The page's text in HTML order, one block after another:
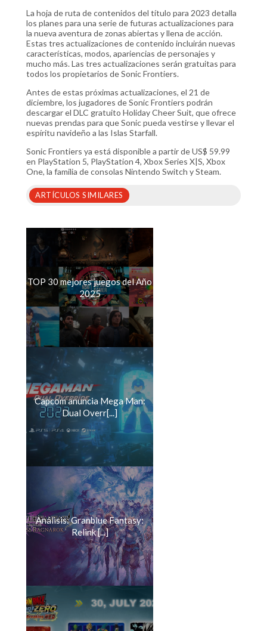
La hoja de ruta de contenidos del título para 2023 detalla
los planes para una serie de futuras actualizaciones para
la nueva aventura de zonas abiertas y llena de acción.
Estas tres actualizaciones de contenido incluirán nuevas
características, modos, apariencias de personajes y
mucho más. Las tres actualizaciones serán gratuitas para
todos los propietarios de Sonic Frontiers.
Antes de estas próximas actualizaciones, el 21 de
diciembre, los jugadores de Sonic Frontiers podrán
descargar el DLC gratuito Holiday Cheer Suit, que ofrece
nuevas prendas para que Sonic pueda vestirse y llevar el
espíritu navideño a las Islas Starfall.
Sonic Frontiers ya está disponible a partir de US$ 59.99
en PlayStation 5, PlayStation 4, Xbox Series X|S, Xbox
One, la familia de consolas Nintendo Switch y Steam.
ARTÍCULOS SIMILARES
TOP 30 mejores juegos del Año
2025
Capcom anuncia Mega Man:
Dual Overr[...]
Análisis: Granblue Fantasy:
Relink [...]